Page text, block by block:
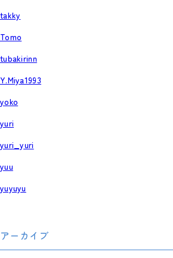
takky
Tomo
tubakirinn
Y.Miya1993
yoko
yuri
yuri_yuri
yuu
yuyuyu
アーカイブ